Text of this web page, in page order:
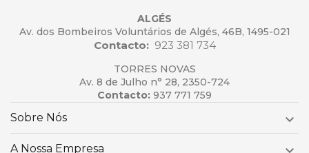
ALGÉS
Av. dos Bombeiros Voluntários de Algés, 46B, 1495-021
Contacto: 923 381 734
TORRES NOVAS
Av. 8 de Julho n° 28, 2350-724
Contacto: 937 771 759
Sobre Nós 
A Nossa Empresa